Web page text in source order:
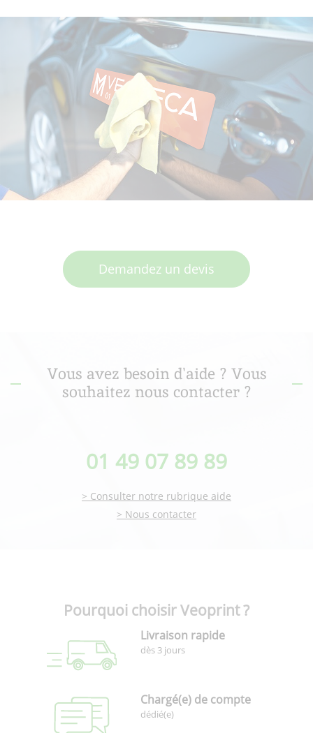
Demandez un devis
Vous avez besoin d'aide ? Vous
souhaitez nous contacter ?
01 49 07 89 89
> Consulter notre rubrique aide
> Nous contacter
Pourquoi choisir Veoprint ?
Livraison rapide
dès 3 jours
Chargé(e) de compte
dédié(e)